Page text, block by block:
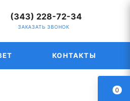
(343) 228-72-34
ЗАКАЗАТЬ ЗВОНОК
КОНТАКТЫ
0